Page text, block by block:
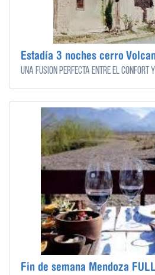
Estadía 3 noches cerro
Fin de semana Mendoza FULL